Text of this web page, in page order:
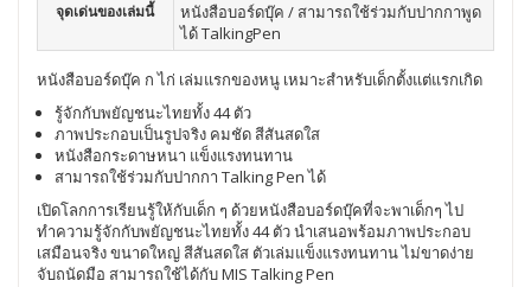
จุดเด่นของเล่มนี้
หนังสือบอร์ดบุ๊ค / สามารถใช้ร่วมกับปากกาพูด
ได้ TalkingPen
หนังสือบอร์ดบุ๊ค ก ไก่ เล่มแรกของหนู เหมาะสำหรับเด็กตั้งแต่แรกเกิด
รู้จักกับพยัญชนะไทยทั้ง 44 ตัว
ภาพประกอบเป็นรูปจริง คมชัด สีสันสดใส
หนังสือกระดาษหนา แข็งแรงทนทาน
สามารถใช้ร่วมกับปากกา Talking Pen ได้
เปิดโลกการเรียนรู้ให้กับเด็ก ๆ ด้วยหนังสือบอร์ดบุ๊คที่จะพาเด็กๆ ไป
ทำความรู้จักกับพยัญชนะไทยทั้ง 44 ตัว นำเสนอพร้อมภาพประกอบ
เสมือนจริง ขนาดใหญ่ สีสันสดใส ตัวเล่มแข็งแรงทนทาน ไม่ขาดง่าย
จับถนัดมือ สามารถใช้ได้กับ MIS Talking Pen